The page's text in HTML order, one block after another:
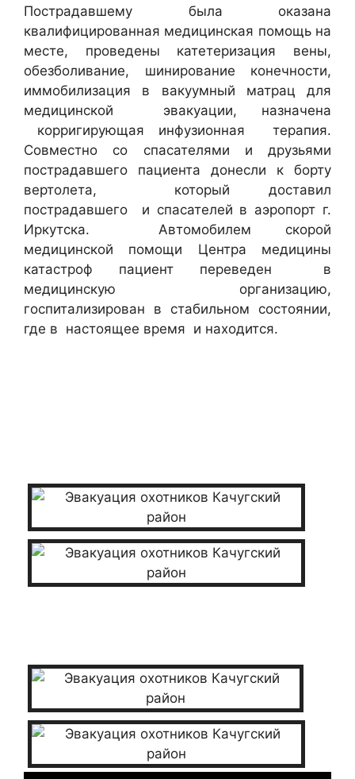
Пострадавшему была оказана
квалифицированная медицинская помощь на
месте, проведены катетеризация вены,
обезболивание, шинирование конечности,
иммобилизация в вакуумный матрац для
медицинской
эвакуации, назначена
корригирующая инфузионная
терапия.
Совместно со спасателями и друзьями
пострадавшего пациента донесли к борту
вертолета,
который доставил
пострадавшего
и спасателей в аэропорт г.
Иркутска.
Автомобилем скорой
медицинской помощи Центра медицины
катастроф пациент переведен
в
медицинскую организацию,
госпитализирован в стабильном состоянии,
где в настоящее время и находится.